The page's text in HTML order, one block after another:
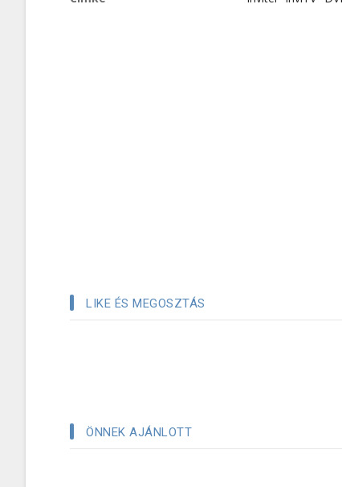
LIKE ÉS MEGOSZTÁS
ÖNNEK AJÁNLOTT